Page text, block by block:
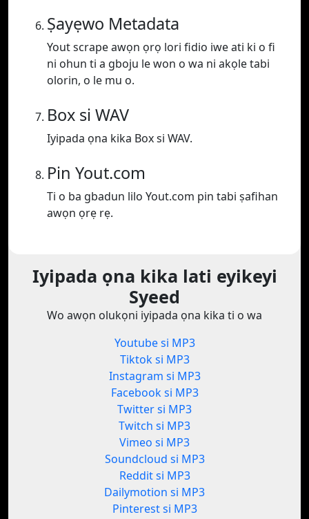
Ṣayẹwo Metadata
Yout scrape awọn ọrọ lori fidio iwe ati ki o fi
ni ohun ti a gboju le won o wa ni akọle tabi
olorin, o le mu o.
Box si WAV
Iyipada ọna kika Box si WAV.
Pin Yout.com
Ti o ba gbadun lilo Yout.com pin tabi ṣafihan
awọn ọrẹ rẹ.
Iyipada ọna kika lati eyikeyi
Syeed
Wo awọn olukọni iyipada ọna kika ti o wa
Youtube si MP3
Tiktok si MP3
Instagram si MP3
Facebook si MP3
Twitter si MP3
Twitch si MP3
Vimeo si MP3
Soundcloud si MP3
Reddit si MP3
Dailymotion si MP3
Pinterest si MP3